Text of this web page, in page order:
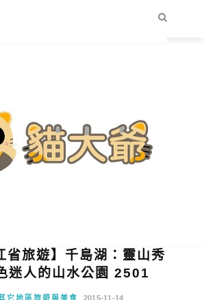
省旅遊】千島湖：靈山秀
迷人的山水公園 2501
它地區旅遊與美食 2015-11-14